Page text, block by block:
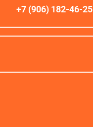
+7 (906) 182-46-25